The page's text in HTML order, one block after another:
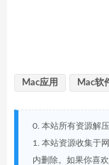
Mac应用 Mac软
0. 本站所有资源解
1. 本站资源收集于
内删除。如果你喜